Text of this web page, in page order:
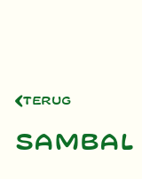
Terug
Sambal